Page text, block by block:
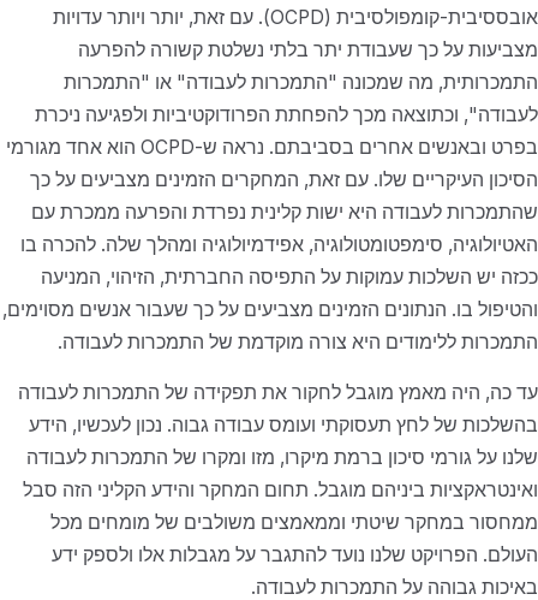
אובססיבית-קומפולסיבית (OCPD). עם זאת, יותר ויותר עדויות
מצביעות על כך שעבודת יתר בלתי נשלטת קשורה להפרעה
התמכרותית, מה שמכונה "התמכרות לעבודה" או "התמכרות
לעבודה", וכתוצאה מכך להפחתת הפרודוקטיביות ולפגיעה ניכרת
בפרט ובאנשים אחרים בסביבתם. נראה ש-OCPD הוא אחד מגורמי
הסיכון העיקריים שלו. עם זאת, המחקרים הזמינים מצביעים על כך
שהתמכרות לעבודה היא ישות קלינית נפרדת והפרעה ממכרת עם
האטיולוגיה, סימפטומטולוגיה, אפידמיולוגיה ומהלך שלה. להכרה בו
ככזה יש השלכות עמוקות על התפיסה החברתית, הזיהוי, המניעה
והטיפול בו. הנתונים הזמינים מצביעים על כך שעבור אנשים מסוימים,
התמכרות ללימודים היא צורה מוקדמת של התמכרות לעבודה.
עד כה, היה מאמץ מוגבל לחקור את תפקידה של התמכרות לעבודה
בהשלכות של לחץ תעסוקתי ועומס עבודה גבוה. נכון לעכשיו, הידע
שלנו על גורמי סיכון ברמת מיקרו, מזו ומקרו של התמכרות לעבודה
ואינטראקציות ביניהם מוגבל. תחום המחקר והידע הקליני הזה סבל
ממחסור במחקר שיטתי וממאמצים משולבים של מומחים מכל
העולם. הפרויקט שלנו נועד להתגבר על מגבלות אלו ולספק ידע
באיכות גבוהה על התמכרות לעבודה.